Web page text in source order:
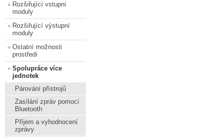
Rozšiřující vstupní
moduly
Rozšiřující výstupní
moduly
Ostatní možnosti
prostředí
Spolupráce více
jednotek
Párování přístrojů
Zasílání zpráv pomocí
Bluetooth
Příjem a vyhodnocení
zprávy